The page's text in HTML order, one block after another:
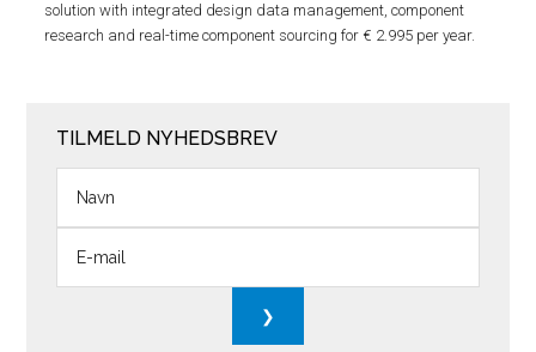
solution with integrated design data management, component
research and real-time component sourcing for € 2.995 per year.
TILMELD NYHEDSBREV